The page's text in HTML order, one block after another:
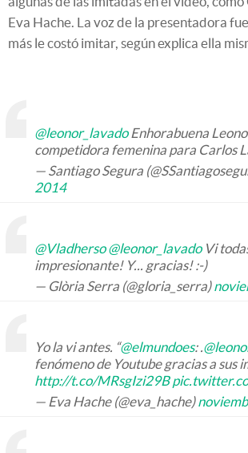
Eva Hache. La voz de la presentadora
más le costó imitar, según explica ella
@leonor_lavadoEnhorabuena
competidora femenina para Carlos
— Santiago Segura
2014
@Vladherso @leonor_lavadoVi
impresionante! Y... gracias! :-)
— Glòria Serra (@gloria_serra)
Yo la vi antes. “@elmundoes: .
fenómeno de Youtube gracias a sus
http://t.co/MRsgIzi29B
— Eva Hache (@eva_hache)